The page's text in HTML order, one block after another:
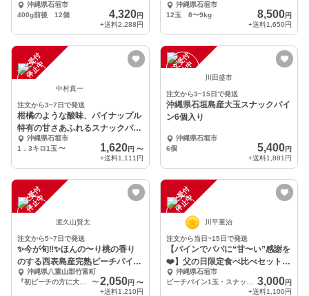
沖縄県石垣市
400g前後 12個
4,320円
+送料2,288円
沖縄県石垣市
12玉 8〜9kg
8,500円
+送料1,650円
注
文
受
付
停
止
中
中村真一
注文から3~7日で発送
柑橘のような酸味、パイナップル
特有の甘さあふれるスナックパイ
ン 沖縄県石垣市
1．3キロ1玉 〜 1,620円 〜
+送料1,111円
注
文
受
付
停
止
中 川田盛市
注文から3~15日で発送
沖縄県石垣島産大玉スナックパイ
ン6個入り
沖縄県石垣市
6個
5,400円
+送料1,881円
注
文
受
付
停
止
中
渡久山賢太
注文から5~7日で発送
✨今が旬‼︎✨ほんの〜り桃の香り
のする西表島産完熟ピーチパイン
✨ 沖縄県八重山郡竹富町
〜 2,050円 〜
+送料1,210円
注
文
受
付
停
止
中
川平重治
注文から当日~15日で発送
【パインでパパに“甘〜い”感謝を
❤️】父の日限定食べ比べセット2
玉1.6kg〜
沖縄県石垣市
3,000円
+送料1,100円